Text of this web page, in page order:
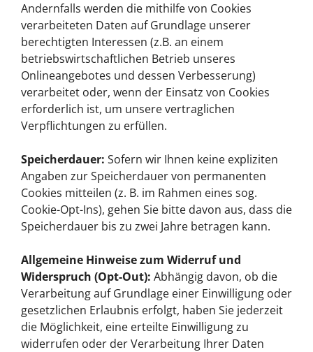
Andernfalls werden die mithilfe von Cookies
verarbeiteten Daten auf Grundlage unserer
berechtigten Interessen (z.B. an einem
betriebswirtschaftlichen Betrieb unseres
Onlineangebotes und dessen Verbesserung)
verarbeitet oder, wenn der Einsatz von Cookies
erforderlich ist, um unsere vertraglichen
Verpflichtungen zu erfüllen.
Speicherdauer: Sofern wir Ihnen keine expliziten
Angaben zur Speicherdauer von permanenten
Cookies mitteilen (z. B. im Rahmen eines sog.
Cookie-Opt-Ins), gehen Sie bitte davon aus, dass die
Speicherdauer bis zu zwei Jahre betragen kann.
Allgemeine Hinweise zum Widerruf und
Widerspruch (Opt-Out): Abhängig davon, ob die
Verarbeitung auf Grundlage einer Einwilligung oder
gesetzlichen Erlaubnis erfolgt, haben Sie jederzeit
die Möglichkeit, eine erteilte Einwilligung zu
widerrufen oder der Verarbeitung Ihrer Daten